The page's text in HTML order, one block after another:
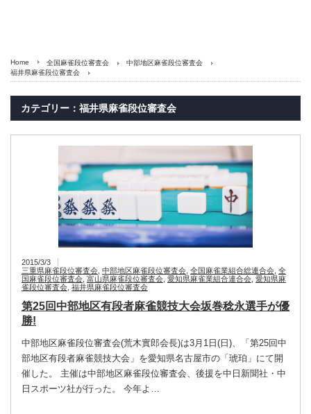
Home 全国麻雀段位審査会
中部地区麻雀段位審査会
福井県麻雀段位審査会
カテゴリー：福井県麻雀段位審査会
2015/3/3
三重県麻雀段位審査会, 中部地区麻雀段位審査会, 全国麻雀業組合総連合会, 全
国麻雀段位審査会, 富山県麻雀段位審査会, 愛知県麻雀業組合連合会, 愛知県麻
雀段位審査会, 福井県麻雀段位審査会
第25回中部地区有段者麻雀競技大会坂巻稔永選手が優
勝!
中部地区麻雀段位審査会(荒木實郎会長)は3月1日(日)、「第25回中
部地区有段者麻雀競技大会」を愛知県名古屋市の「琥珀」にて開
催した。 主催は中部地区麻雀段位審査会、後援を中日新聞社・中
日スポーツ社が行った。 今年よ…